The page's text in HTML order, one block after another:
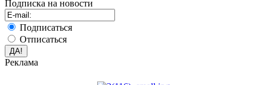
Подписка на новости
Подписаться
Отписаться
Реклама